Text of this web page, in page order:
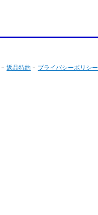
返品特約 プライバシーポリシー